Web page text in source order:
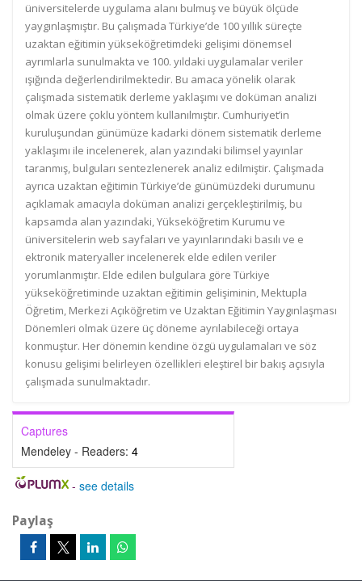
üniversitelerde uygulama alanı bulmuş ve büyük ölçüde
yaygınlaşmıştır. Bu çalışmada Türkiye’de 100 yıllık süreçte
uzaktan eğitimin yükseköğretimdeki gelişimi dönemsel
ayrımlarla sunulmakta ve 100. yıldaki uygulamalar veriler
ışığında değerlendirilmektedir. Bu amaca yönelik olarak
çalışmada sistematik derleme yaklaşımı ve doküman analizi
olmak üzere çoklu yöntem kullanılmıştır. Cumhuriyet’in
kuruluşundan günümüze kadarki dönem sistematik derleme
yaklaşımı ile incelenerek, alan yazındaki bilimsel yayınlar
taranmış, bulguları sentezlenerek analiz edilmiştir. Çalışmada
ayrıca uzaktan eğitimin Türkiye’de günümüzdeki durumunu
açıklamak amacıyla doküman analizi gerçekleştirilmiş, bu
kapsamda alan yazındaki, Yükseköğretim Kurumu ve
üniversitelerin web sayfaları ve yayınlarındaki basılı ve e
ektronik materyaller incelenerek elde edilen veriler
yorumlanmıştır. Elde edilen bulgulara göre Türkiye
yükseköğretiminde uzaktan eğitimin gelişiminin, Mektupla
Öğretim, Merkezi Açıköğretim ve Uzaktan Eğitimin Yaygınlaşması
Dönemleri olmak üzere üç döneme ayrılabileceği ortaya
konmuştur. Her dönemin kendine özgü uygulamaları ve söz
konusu gelişimi belirleyen özellikleri eleştirel bir bakış açısıyla
çalışmada sunulmaktadır.
Captures
Mendeley - Readers: 4
- see details
Paylaş